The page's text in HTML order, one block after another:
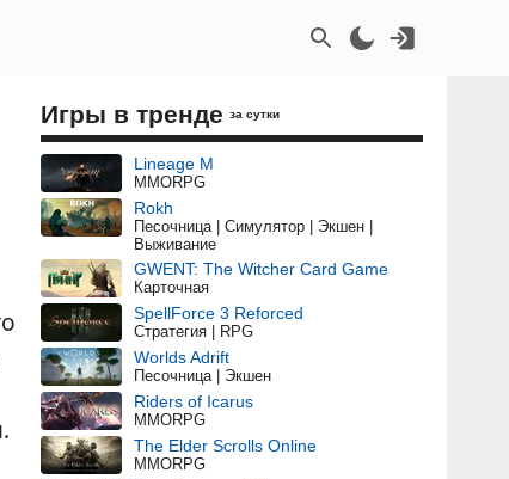
Игры в тренде за сутки
Lineage M
MMORPG
Rokh
Песочница | Симулятор | Экшен |
Выживание
GWENT: The Witcher Card Game
Карточная
SpellForce 3 Reforced
Стратегия | RPG
Worlds Adrift
Песочница | Экшен
Riders of Icarus
MMORPG
The Elder Scrolls Online
MMORPG